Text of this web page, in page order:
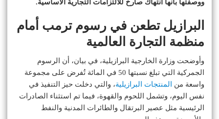
ووصفتها بأنها انتهاك صارخ للالتزامات التجارية الأساسية.
البرازيل تطعن في رسوم ترمب أمام
منظمة التجارة العالمية
وأوضحت وزارة الخارجية البرازيلية، في بيان، أن الرسوم
الجمركية التي تبلغ نسبتها 50 في المائة تُفرض على مجموعة
واسعة من
المنتجات البرازيلية، والتي دخلت حيز التنفيذ في
نفس اليوم، وتشمل اللحوم والقهوة، فيما تم استثناء الصادرات
الرئيسية مثل عصير البرتقال والطائرات المدنية والنفط